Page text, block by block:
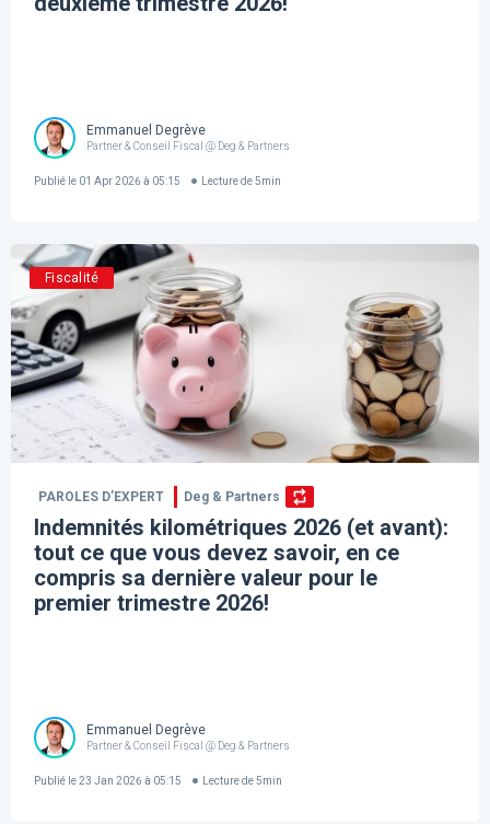
Emmanuel Degrève
Partner & Conseil Fiscal @ Deg & Partners
Publié le 01 Apr 2026 à 05:15 Lecture de 5min
Fiscalité
PAROLES D’EXPERT Deg & Partners
Indemnités kilométriques 2026 (et avant):
tout ce que vous devez savoir, en ce
compris sa dernière valeur pour le
premier trimestre 2026!
Emmanuel Degrève
Partner & Conseil Fiscal @ Deg & Partners
Publié le23 Jan 2026 à 05:15 Lecture de 5min